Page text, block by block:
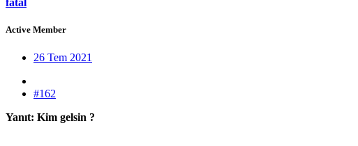
fatal
Active Member
26 Tem 2021
#162
Yanıt: Kim gelsin ?